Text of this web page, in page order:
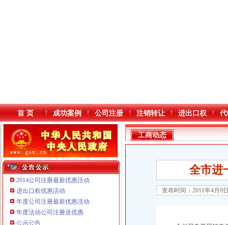
本站导航
首 页 成功案例 公司注册 注销转让 进出口权
2014公司注册最新优惠活动
进出口权优惠活动
年度公司注册最新优惠活动
年度活动公司注册送优惠
公示公告
重庆鸽牌电线电缆有限公司 渝北10010万 (进出口权)
重庆傲志众达投资咨询有限责任公司 渝九1000万 （增资）
工商动态
全市进
发布时间：2011年4月9